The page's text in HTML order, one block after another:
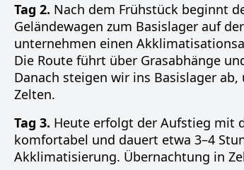
Tag 2. Nach dem Frühstück beginnt
Geländewagen zum Basislager auf
unternehmen einen
Die Route führt über Grasabhänge
Danach steigen wir ins Basislager
Zelten.
Tag 3. Heute erfolgt der Aufstieg mit
komfortabel und dauert etwa 3–4
Akklimatisierung. Übernachtung in